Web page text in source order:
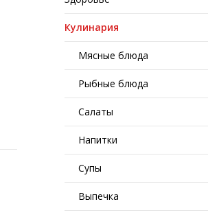
Кулинария
Мясные блюда
Рыбные блюда
Салаты
Напитки
Супы
Выпечка